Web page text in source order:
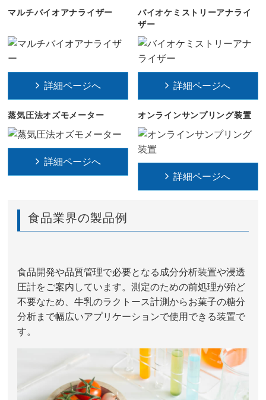
マルチバイオアナライザー
詳細ページへ
バイオケミストリーアナライ
ザー
詳細ページへ
蒸気圧法オズモメーター
詳細ページへ
オンラインサンプリング装置
詳細ページへ
食品業界の製品例
食品開発や品質管理で必要となる成分分析装置や浸透
圧計をご案内しています。測定のための前処理が殆ど
不要なため、牛乳のラクトース計測からお菓子の糖分
分析まで幅広いアプリケーションで使用できる装置で
す。